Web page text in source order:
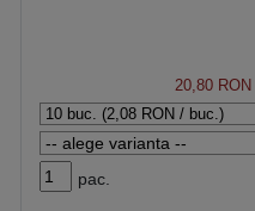
20,80 RON
pac.